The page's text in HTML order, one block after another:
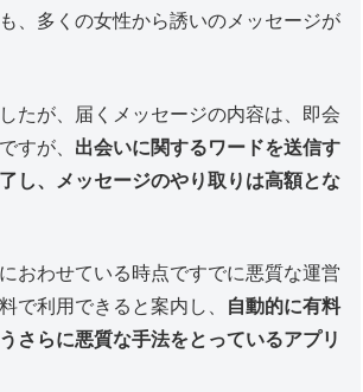
、多くの女性から誘いのメッセージが
たが、届くメッセージの内容は、即会
すが、 出会いに関するワードを送信す
し、メッセージのやり取りは高額とな
おわせている時点ですでに悪質な運営
で利用できると案内し、
自動的に有料
さらに悪質な手法をとっているアプリ